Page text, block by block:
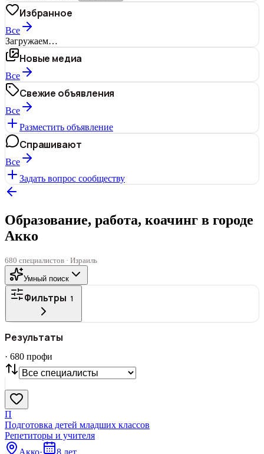
Избранное
Все
Загружаем…
Новые медиа
Все
Свежие объявления
Все
Разместить объявление
Спрашивают
Все
Задать вопрос сообществу
Образование, работа, коачинг в городе
Акко
680 специалистов · Израиль
Умный поиск
Фильтры 1
Все
СТАТУС
VIP С фото
Нашли
Сбросить
Результаты
· 680 профи
П
Подготовка детей младших классов
Репетиторы и учителя
Акко· 8 лет